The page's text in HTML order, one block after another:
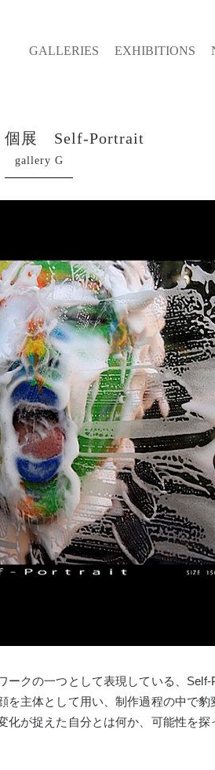
GALLERIES EXHIBITIONS
個展 Self-Portrait
gallery G
ークの一つとして表現している、Self-
を主体として用い、制作過程の中で豹
化が捉えた自分とは何か、可能性を探